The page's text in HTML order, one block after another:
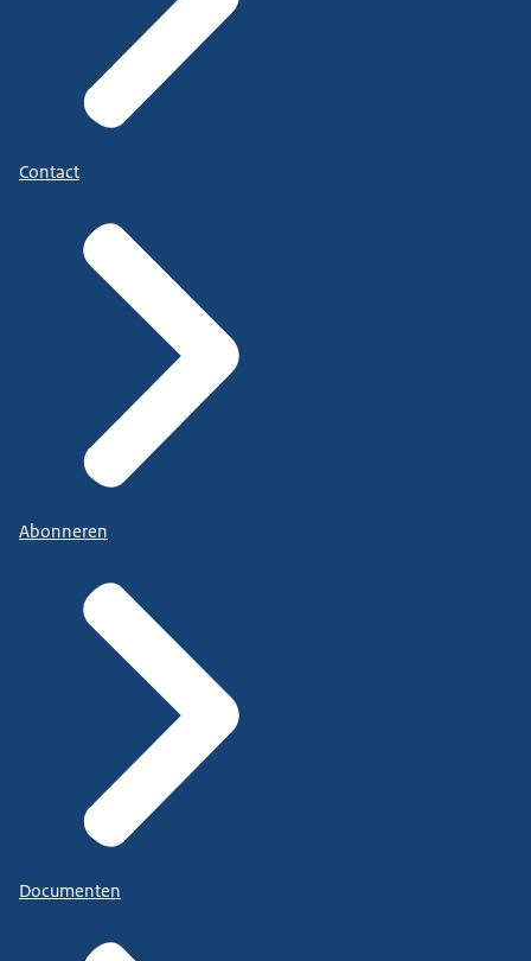
Contact
Abonneren
Documenten